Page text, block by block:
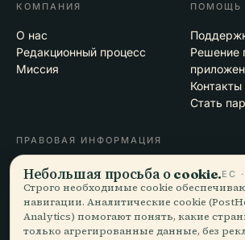
КОМПАНИЯ
О нас
Редакционный процесс
Миссия
ПОМОЩЬ
Решение
Контакты
Стать
ПРАВОВАЯ ИНФОРМАЦИЯ
Конфиденциальность
Условия
Настройки cookie
Удалить аккаунт
Небольшая просьба о cookie.ЕС
Строго необходимые cookie
навигации. Аналитические cookie
Analytics) помогают понять, какие
только агрегированные данные, без